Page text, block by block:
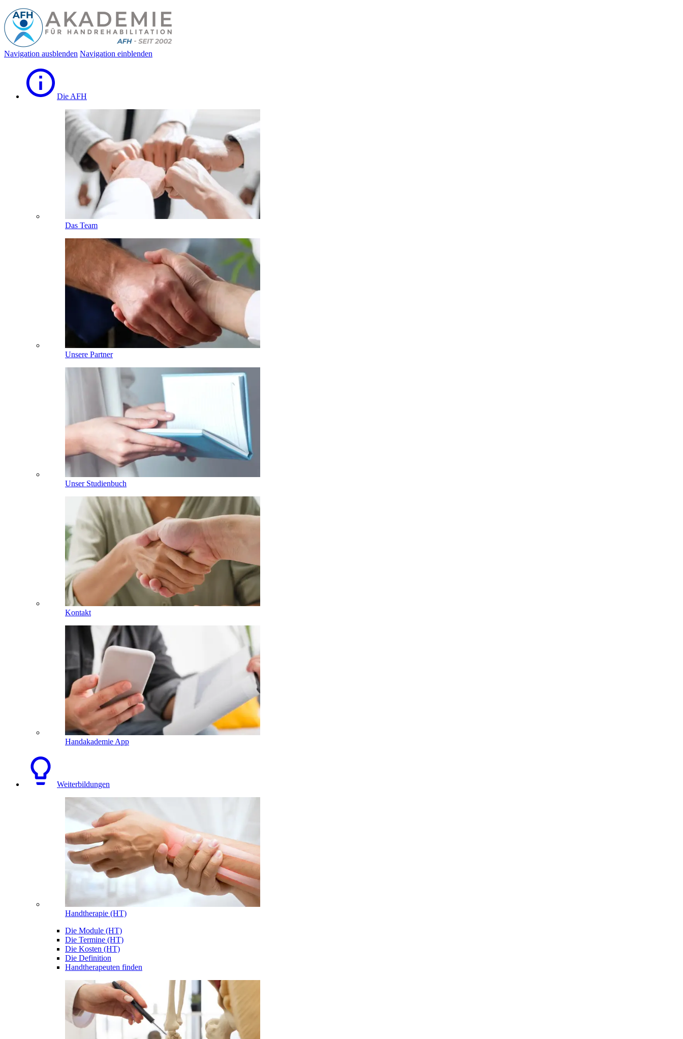
Navigation ausblenden Navigation einblenden
Die AFH
Das Team
Unsere Partner
Unser Studienbuch
Kontakt
Handakademie App
Weiterbildungen
Handtherapie (HT)
Die Module (HT)
Die Termine (HT)
Die Kosten (HT)
Die Definition
Handtherapeuten finden